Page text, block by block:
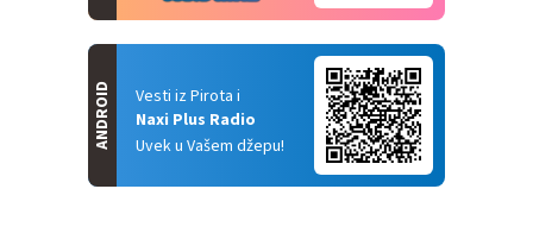
Vesti iz Pirota i
Naxi Plus Radio
Uvek u Vašem džepu!
ANDROID